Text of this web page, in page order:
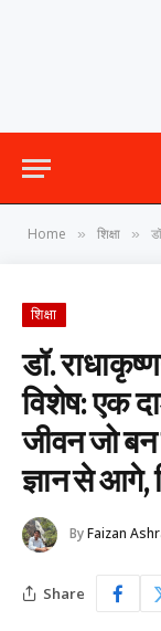
Home » शिक्षा » डॉ.
शिक्षा
डॉ.
विशेष: एक
जीवन जो बन
ज्ञान से आगे,
ByFaizan
Share